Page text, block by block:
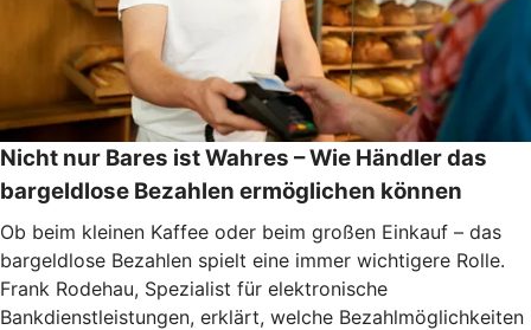
Nicht nur Bares ist Wahres – Wie Händler das
bargeldlose Bezahlen ermöglichen können
Ob beim kleinen Kaffee oder beim großen Einkauf – das
bargeldlose Bezahlen spielt eine immer wichtigere Rolle.
Frank Rodehau, Spezialist für elektronische
Bankdienstleistungen, erklärt, welche Bezahlmöglichkeiten